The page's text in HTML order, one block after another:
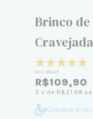
Brinco
Cravejada
SKU:48423
R$109,90
5 x de R$21,98
Compre e